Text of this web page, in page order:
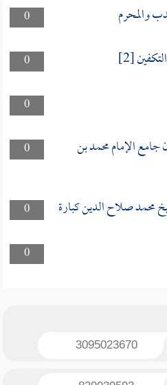
0
والمحرم
0
[2]
0
0
الإمام محمد بن
0
محمد صلاح الدين كبارة
0
3095023670